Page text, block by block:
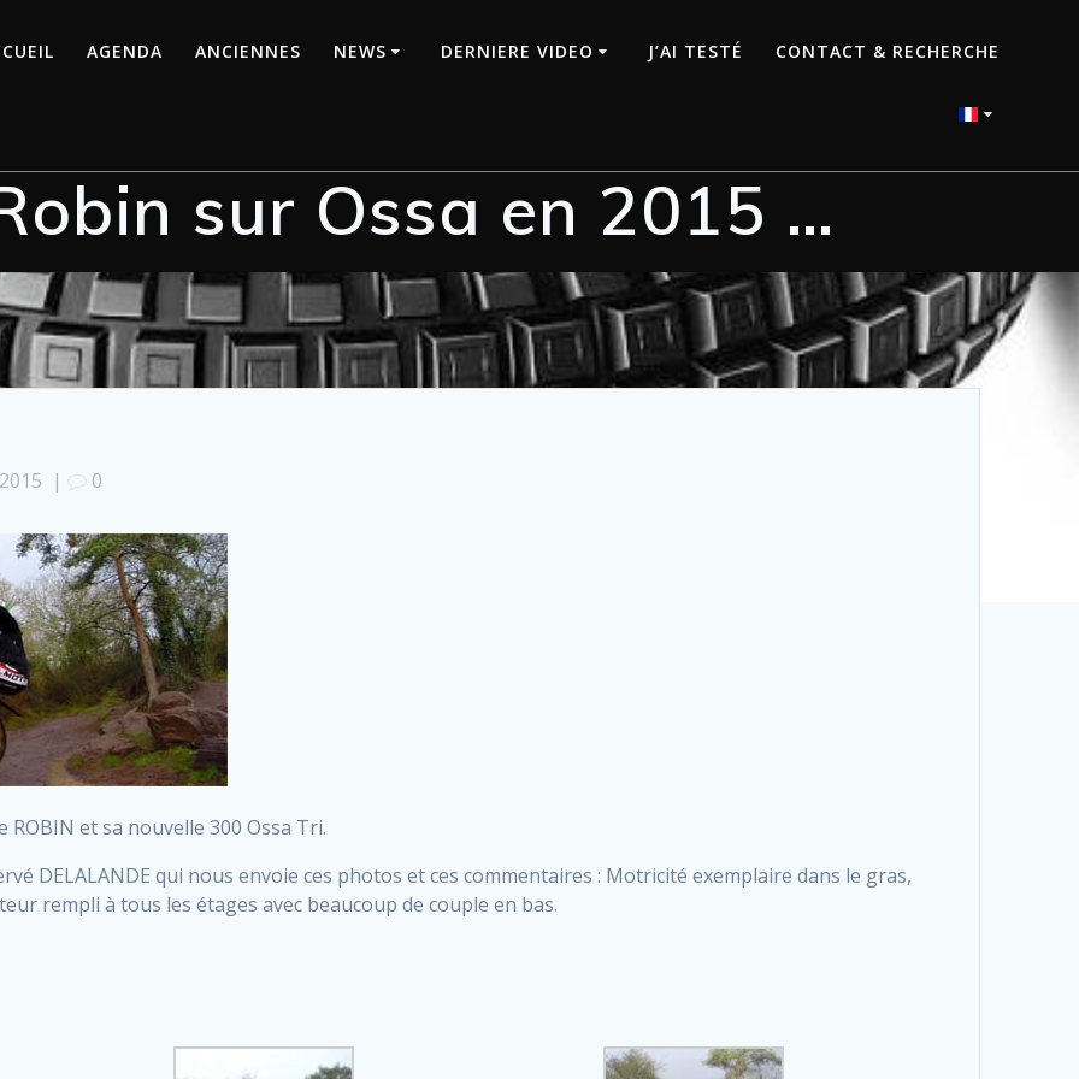
AGENDA ANCIENNES NEWS DERNIERE VIDEO J’AI TESTÉ CONTACT & RECHERCHE
sur Ossa en 2015 …
| 0
et sa nouvelle 300 Ossa Tri.
DELALANDE qui nous envoie ces photos et ces commentaires : Motricité exemplaire dans le gras,
rempli à tous les étages avec beaucoup de couple en bas.